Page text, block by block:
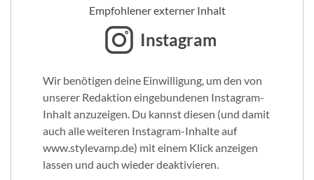
Empfohlener externer Inhalt
Instagram
Wir benötigen deine Einwilligung, um den von
unserer Redaktion eingebundenen Instagram-
Inhalt anzuzeigen. Du kannst diesen (und damit
auch alle weiteren Instagram-Inhalte auf
www.stylevamp.de) mit einem Klick anzeigen
lassen und auch wieder deaktivieren.